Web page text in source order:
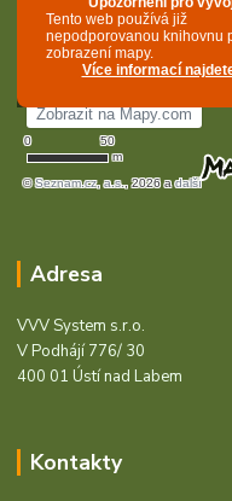
Adresa
VVV System s.r.o.
V Podhájí 776/ 30
400 01 Ústí nad Labem
Kontakty